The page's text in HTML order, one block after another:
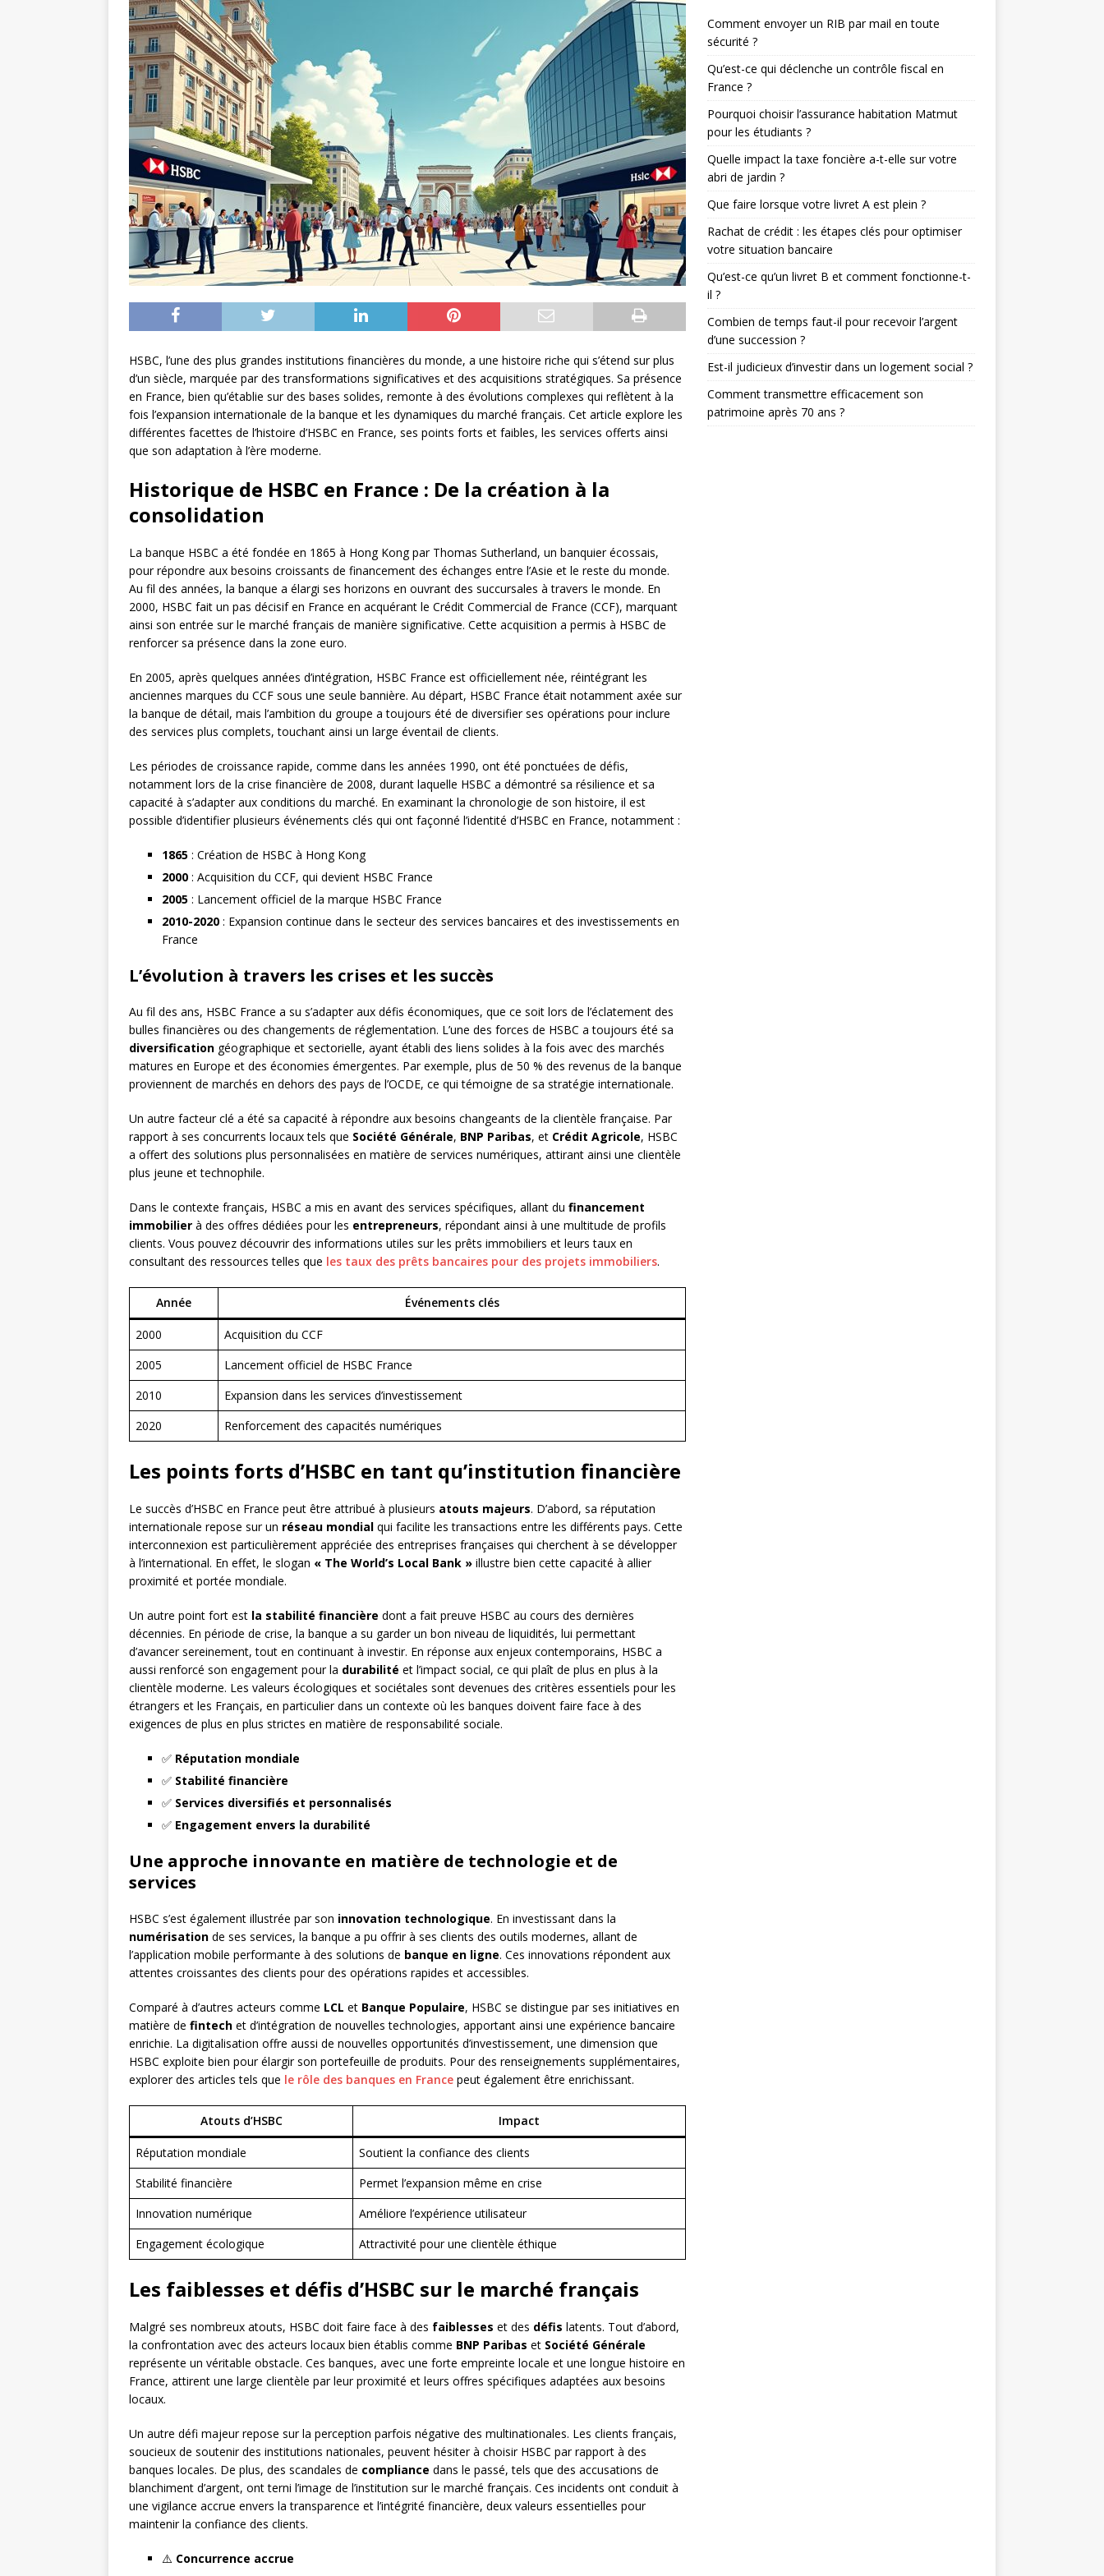
HSBC, l’une des plus grandes institutions financières du monde, a une histoire riche qui s’étend sur plus
d’un siècle, marquée par des transformations significatives et des acquisitions stratégiques. Sa présence
en France, bien qu’établie sur des bases solides, remonte à des évolutions complexes qui reflètent à la
fois l’expansion internationale de la banque et les dynamiques du marché français. Cet article explore les
différentes facettes de l’histoire d’HSBC en France, ses points forts et faibles, les services offerts ainsi
que son adaptation à l’ère moderne.
Historique de HSBC en France : De la création à la
consolidation
La banque HSBC a été fondée en 1865 à Hong Kong par Thomas Sutherland, un banquier écossais,
pour répondre aux besoins croissants de financement des échanges entre l’Asie et le reste du monde.
Au fil des années, la banque a élargi ses horizons en ouvrant des succursales à travers le monde. En
2000, HSBC fait un pas décisif en France en acquérant le Crédit Commercial de France (CCF), marquant
ainsi son entrée sur le marché français de manière significative. Cette acquisition a permis à HSBC de
renforcer sa présence dans la zone euro.
En 2005, après quelques années d’intégration, HSBC France est officiellement née, réintégrant les
anciennes marques du CCF sous une seule bannière. Au départ, HSBC France était notamment axée sur
la banque de détail, mais l’ambition du groupe a toujours été de diversifier ses opérations pour inclure
des services plus complets, touchant ainsi un large éventail de clients.
Les périodes de croissance rapide, comme dans les années 1990, ont été ponctuées de défis,
notamment lors de la crise financière de 2008, durant laquelle HSBC a démontré sa résilience et sa
capacité à s’adapter aux conditions du marché. En examinant la chronologie de son histoire, il est
possible d’identifier plusieurs événements clés qui ont façonné l’identité d’HSBC en France, notamment :
1865 : Création de HSBC à Hong Kong
2000 : Acquisition du CCF, qui devient HSBC France
2005 : Lancement officiel de la marque HSBC France
2010-2020 : Expansion continue dans le secteur des services bancaires et des investissements en
France
L’évolution à travers les crises et les succès
Au fil des ans, HSBC France a su s’adapter aux défis économiques, que ce soit lors de l’éclatement des
bulles financières ou des changements de réglementation. L’une des forces de HSBC a toujours été sa
diversification géographique et sectorielle, ayant établi des liens solides à la fois avec des marchés
matures en Europe et des économies émergentes. Par exemple, plus de 50 % des revenus de la banque
proviennent de marchés en dehors des pays de l’OCDE, ce qui témoigne de sa stratégie internationale.
Un autre facteur clé a été sa capacité à répondre aux besoins changeants de la clientèle française. Par
rapport à ses concurrents locaux tels que Société Générale, BNP Paribas, et Crédit Agricole, HSBC
a offert des solutions plus personnalisées en matière de services numériques, attirant ainsi une clientèle
plus jeune et technophile.
Dans le contexte français, HSBC a mis en avant des services spécifiques, allant du financement
immobilier à des offres dédiées pour les entrepreneurs, répondant ainsi à une multitude de profils
clients. Vous pouvez découvrir des informations utiles sur les prêts immobiliers et leurs taux en
consultant des ressources telles que les taux des prêts bancaires pour des projets immobiliers.
Année Événements clés
2000
Acquisition du CCF
2005
Lancement officiel de HSBC France
2010
Expansion dans les services d’investissement
2020
Renforcement des capacités numériques
Les points forts d’HSBC en tant qu’institution financière
Le succès d’HSBC en France peut être attribué à plusieurs atouts majeurs. D’abord, sa réputation
internationale repose sur un réseau mondial qui facilite les transactions entre les différents pays. Cette
interconnexion est particulièrement appréciée des entreprises françaises qui cherchent à se développer
à l’international. En effet, le slogan « The World’s Local Bank » illustre bien cette capacité à allier
proximité et portée mondiale.
Un autre point fort est la stabilité financière dont a fait preuve HSBC au cours des dernières
décennies. En période de crise, la banque a su garder un bon niveau de liquidités, lui permettant
d’avancer sereinement, tout en continuant à investir. En réponse aux enjeux contemporains, HSBC a
aussi renforcé son engagement pour la durabilité et l’impact social, ce qui plaît de plus en plus à la
clientèle moderne. Les valeurs écologiques et sociétales sont devenues des critères essentiels pour les
étrangers et les Français, en particulier dans un contexte où les banques doivent faire face à des
exigences de plus en plus strictes en matière de responsabilité sociale.
✅ Réputation mondiale
✅ Stabilité financière
✅ Services diversifiés et personnalisés
✅ Engagement envers la durabilité
Une approche innovante en matière de technologie et de
services
HSBC s’est également illustrée par son innovation technologique. En investissant dans la
numérisation de ses services, la banque a pu offrir à ses clients des outils modernes, allant de
l’application mobile performante à des solutions de banque en ligne. Ces innovations répondent aux
attentes croissantes des clients pour des opérations rapides et accessibles.
Comparé à d’autres acteurs comme LCL et Banque Populaire, HSBC se distingue par ses initiatives en
matière de fintech et d’intégration de nouvelles technologies, apportant ainsi une expérience bancaire
enrichie. La digitalisation offre aussi de nouvelles opportunités d’investissement, une dimension que
HSBC exploite bien pour élargir son portefeuille de produits. Pour des renseignements supplémentaires,
explorer des articles tels que le rôle des banques en France peut également être enrichissant.
Atouts d’HSBC Impact
Réputation mondiale
Soutient la confiance des clients
Stabilité financière
Permet l’expansion même en crise
Innovation numérique
Améliore l’expérience utilisateur
Engagement écologique
Attractivité pour une clientèle éthique
Les faiblesses et défis d’HSBC sur le marché français
Malgré ses nombreux atouts, HSBC doit faire face à des faiblesses et des défis latents. Tout d’abord,
la confrontation avec des acteurs locaux bien établis comme BNP Paribas et Société Générale
représente un véritable obstacle. Ces banques, avec une forte empreinte locale et une longue histoire en
France, attirent une large clientèle par leur proximité et leurs offres spécifiques adaptées aux besoins
locaux.
Un autre défi majeur repose sur la perception parfois négative des multinationales. Les clients français,
soucieux de soutenir des institutions nationales, peuvent hésiter à choisir HSBC par rapport à des
banques locales. De plus, des scandales de compliance dans le passé, tels que des accusations de
blanchiment d’argent, ont terni l’image de l’institution sur le marché français. Ces incidents ont conduit à
une vigilance accrue envers la transparence et l’intégrité financière, deux valeurs essentielles pour
maintenir la confiance des clients.
⚠️ Concurrence accrue
Comment envoyer un RIB par mail en toute
sécurité ?
Qu’est-ce qui déclenche un contrôle fiscal en
France ?
Pourquoi choisir l’assurance habitation Matmut
pour les étudiants ?
Quelle impact la taxe foncière a-t-elle sur votre
abri de jardin ?
Que faire lorsque votre livret A est plein ?
Rachat de crédit : les étapes clés pour optimiser
votre situation bancaire
Qu’est-ce qu’un livret B et comment fonctionne-t-
il ?
Combien de temps faut-il pour recevoir l’argent
d’une succession ?
Est-il judicieux d’investir dans un logement social ?
Comment transmettre efficacement son
patrimoine après 70 ans ?